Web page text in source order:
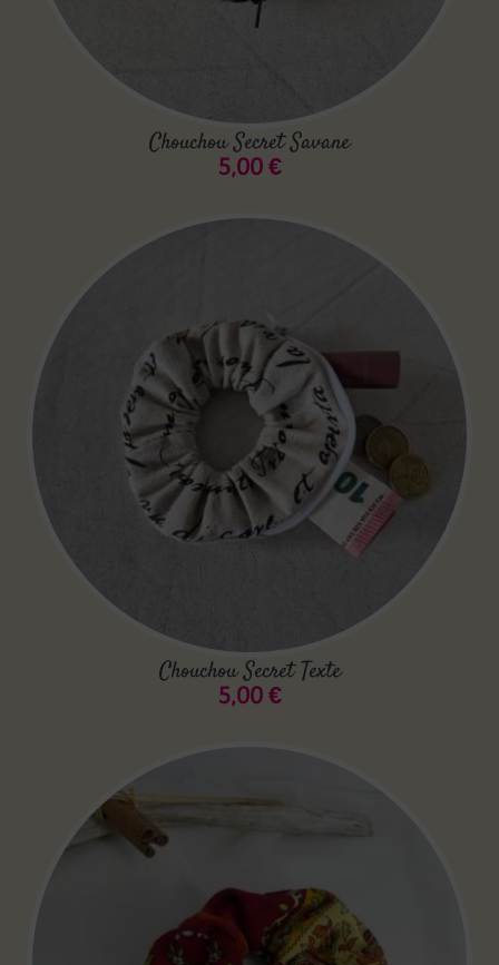
Chouchou Secret Savane
5,00 €
Chouchou Secret Texte
5,00 €